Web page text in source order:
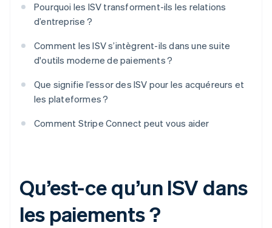
Pourquoi les ISV transforment-ils les relations
d’entreprise ?
Comment les ISV s’intègrent-ils dans une suite
d'outils moderne de paiements ?
Que signifie l’essor des ISV pour les acquéreurs et
les plateformes ?
Comment Stripe Connect peut vous aider
Qu’est-ce qu’un ISV dans
les paiements ?